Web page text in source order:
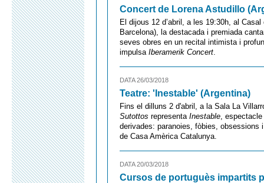
Concert de Lorena Astudillo
El dijous 12 d’abril, a les 19:30h, al
Barcelona), la destacada i premiada
seves obres en un recital intimista i
impulsa Iberamerik Concert.
DATA 26/03/2018
Teatre: 'Inestable' (Argentina)
Fins el dilluns 2 d'abril, a la Sala La
Sutottos representa Inestable,
derivades: paranoies, fòbies,
de Casa Amèrica Catalunya.
DATA 20/03/2018
Cursos de portuguès impartits